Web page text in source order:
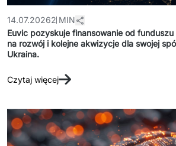
14.07.20262 MIN
Euvic pozyskuje finansowanie od
na rozwój i kolejne akwizycje dla swojej
Ukraina.
Czytaj więcej